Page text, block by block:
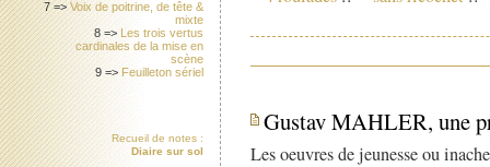
Gustav MAHLER, une
Les oeuvres de jeunesse ou
7 =>Voix de poitrine, de tête &
mixte
8 => Les trois vertus
cardinales de la mise en
scène
9 => Feuilleton sériel
Recueil de notes :
Diaire sur sol